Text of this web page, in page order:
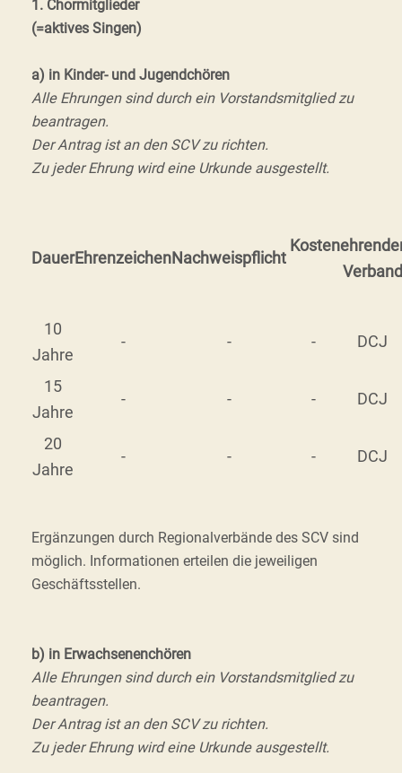
1. Chormitglieder
(=aktives Singen)
a) in Kinder- und Jugendchören
Alle Ehrungen sind durch ein Vorstandsmitglied zu
beantragen.
Der Antrag ist an den SCV zu richten.
Zu jeder Ehrung wird eine Urkunde ausgestellt.
DauerEhrenzeichenNachweispflicht
Kosten
Verband
10
Jahre
- - - DCJ
15
Jahre
- - - DCJ
20
Jahre
- - - DCJ
Ergänzungen durch Regionalverbände des SCV sind
möglich. Informationen erteilen die jeweiligen
Geschäftsstellen.
b) in Erwachsenenchören
Alle Ehrungen sind durch ein Vorstandsmitglied zu
beantragen.
Der Antrag ist an den SCV zu richten.
Zu jeder Ehrung wird eine Urkunde ausgestellt.